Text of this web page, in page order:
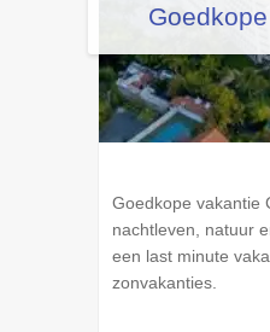
Goedkope vakantie
nachtleven, natuur
een last minute
zonvakanties.